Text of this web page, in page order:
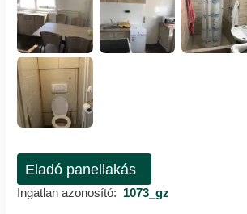
Eladó panellakás
Ingatlan azonosító: 1073_gz